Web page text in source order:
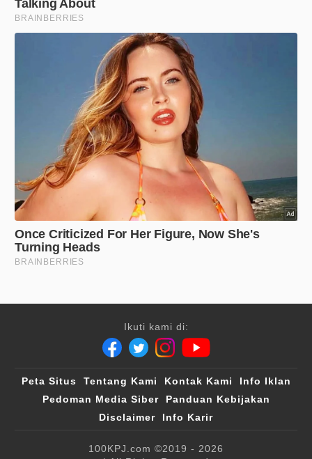
Ikuti kami di:
Peta Situs Tentang Kami Kontak Kami
Info Iklan
Pedoman Media Siber
Panduan Kebijakan
Disclaimer
Info Karir
100KPJ.com ©2019 - 2026